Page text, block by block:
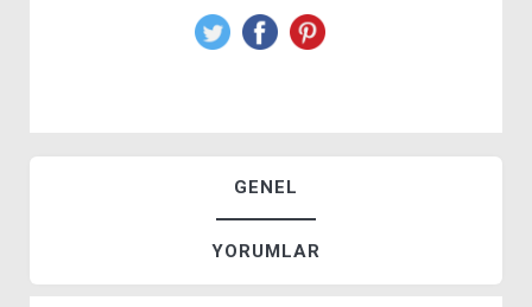
GENEL
YORUMLAR